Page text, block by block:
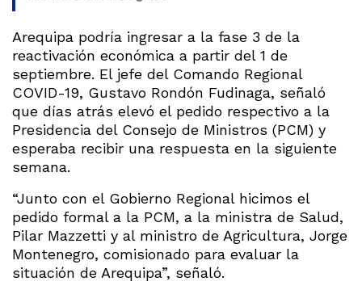
Arequipa podría ingresar a la fase 3 de la
reactivación económica a partir del 1 de
septiembre. El jefe del Comando Regional
COVID-19, Gustavo Rondón Fudinaga, señaló
que días atrás elevó el pedido respectivo a la
Presidencia del Consejo de Ministros (PCM) y
esperaba recibir una respuesta en la siguiente
semana.
“Junto con el Gobierno Regional hicimos el
pedido formal a la PCM, a la ministra de Salud,
Pilar Mazzetti y al ministro de Agricultura, Jorge
Montenegro, comisionado para evaluar la
situación de Arequipa”, señaló.